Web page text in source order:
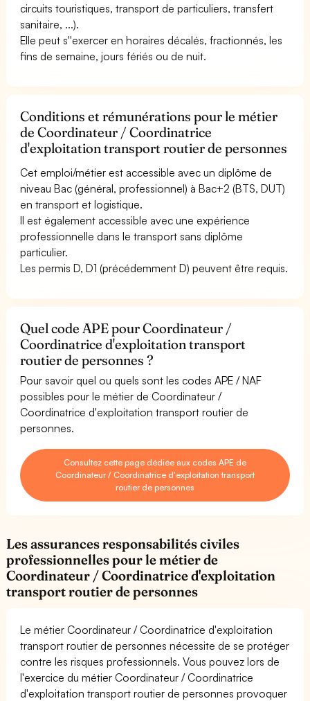
circuits touristiques, transport de particuliers, transfert
sanitaire, ...).
Elle peut s''exercer en horaires décalés, fractionnés, les
fins de semaine, jours fériés ou de nuit.
Conditions et rémunérations pour le métier
de Coordinateur / Coordinatrice
d'exploitation transport routier de personnes
Cet emploi/métier est accessible avec un diplôme de
niveau Bac (général, professionnel) à Bac+2 (BTS, DUT)
en transport et logistique.
Il est également accessible avec une expérience
professionnelle dans le transport sans diplôme
particulier.
Les permis D, D1 (précédemment D) peuvent être requis.
Quel code APE pour Coordinateur /
Coordinatrice d'exploitation transport
routier de personnes ?
Pour savoir quel ou quels sont les codes APE / NAF
possibles pour le métier de Coordinateur /
Coordinatrice d'exploitation transport routier de
personnes.
Consultez cette page dédiée aux codes APE de
Coordinateur / Coordinatrice d'exploitation transport
routier de personnes
Les assurances responsabilités civiles
professionnelles pour le métier de
Coordinateur / Coordinatrice d'exploitation
transport routier de personnes
Le métier Coordinateur / Coordinatrice d'exploitation
transport routier de personnes nécessite de se protéger
contre les risques professionnels. Vous pouvez lors de
l'exercice du métier Coordinateur / Coordinatrice
d'exploitation transport routier de personnes provoquer